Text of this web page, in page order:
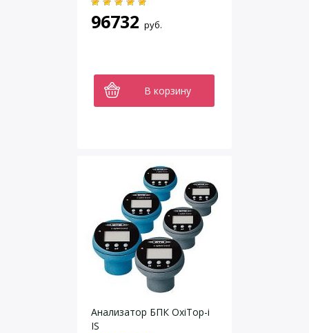
96732 руб.
В корзину
Анализатор БПК OxiTop-i
IS